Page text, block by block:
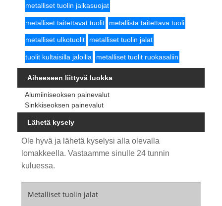
metalliset tuolin jalkasuojat
metalliset taitettavat tuolit metallista taitettava tuoli
metalliset ulkotuolit metalliset tuolin jalat
tuolit kultaisilla jaloilla metalliset tuolit ruokasaliin
Aiheeseen liittyvä luokka
Alumiiniseoksen painevalut
Sinkkiseoksen painevalut
Lähetä kysely
Ole hyvä ja lähetä kyselysi alla olevalla
lomakkeella. Vastaamme sinulle 24 tunnin
kuluessa.